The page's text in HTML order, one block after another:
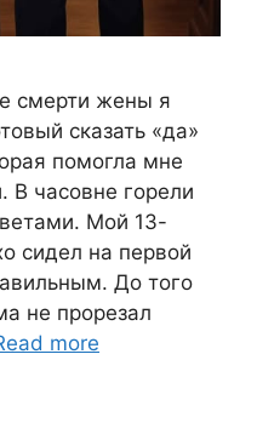
смерти жены я
сказать «да»
помогла мне
В часовне горели
Мой 13-
сидел на первой
До того
не прорезал
more